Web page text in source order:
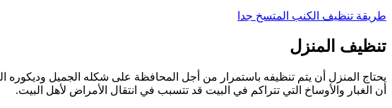
طريقة تنظيف الكنب المتسخ جدا
تنظيف المنزل
يحتاج المنزل أن يتم تنظيفه باستمرار من أجل المحافظة على شكله الجميل
أن الغبار والأوساخ التي تتراكم في البيت قد تتسبب في انتقال الأمراض لأهل البيت.